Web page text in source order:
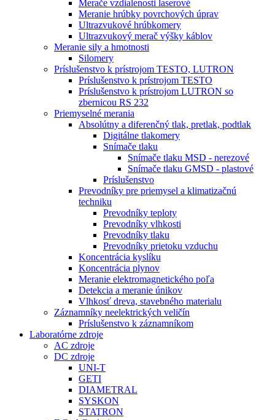
Merače vzdialenosti laserové
Meranie hrúbky povrchových úprav
Ultrazvukové hrúbkomery
Ultrazvukový merač výšky káblov
Meranie sily a hmotnosti
Silomery
Príslušenstvo k prístrojom TESTO, LUTRON
Príslušenstvo k prístrojom TESTO
Príslušenstvo k prístrojom LUTRON so
zbernicou RS 232
Priemyselné merania
Absolútny a diferenčný tlak, pretlak, podtlak
Digitálne tlakomery
Snímače tlaku
Snímače tlaku MSD - nerezové
Snímače tlaku GMSD - plastové
Príslušenstvo
Prevodníky pre priemysel a klimatizačnú
techniku
Prevodníky teploty
Prevodníky vlhkosti
Prevodníky tlaku
Prevodníky prietoku vzduchu
Koncentrácia kyslíku
Koncentrácia plynov
Meranie elektromagnetického poľa
Detekcia a meranie únikov
Vlhkosť dreva, stavebného materialu
Záznamníky neelektrických veličín
Príslušenstvo k záznamníkom
Laboratórne zdroje
AC zdroje
DC zdroje
UNI-T
GETI
DIAMETRAL
SYSKON
STATRON